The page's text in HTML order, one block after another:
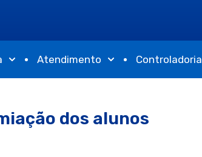
Atendimento Controladoria
dos alunos